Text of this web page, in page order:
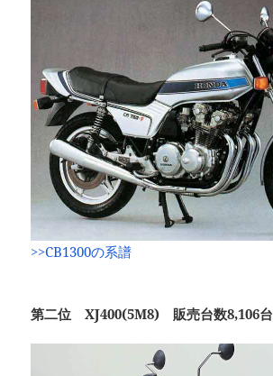
>>CB1300の系譜
第二位 XJ400(5M8) 販売台数8,106台